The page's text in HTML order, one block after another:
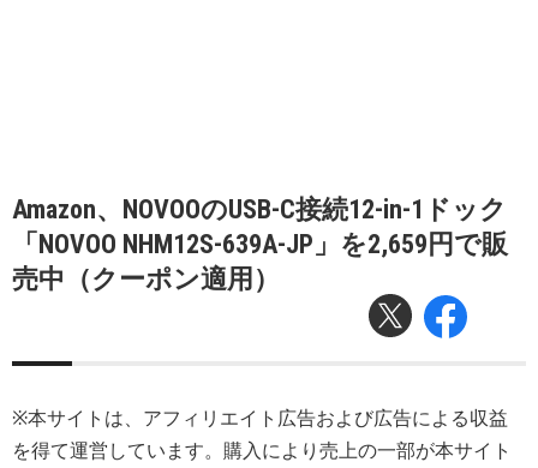
Amazon、NOVOOのUSB-C接続12-in-1ドック
「NOVOO NHM12S-639A-JP」を2,659円で販
売中（クーポン適用）
※本サイトは、アフィリエイト広告および広告による収益
を得て運営しています。購入により売上の一部が本サイト